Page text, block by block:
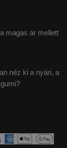
magas ár mellett
néz ki a nyári, a